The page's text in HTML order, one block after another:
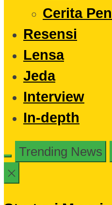
Cerita
Resensi
Lensa
Jeda
Interview
In-depth
Trending News